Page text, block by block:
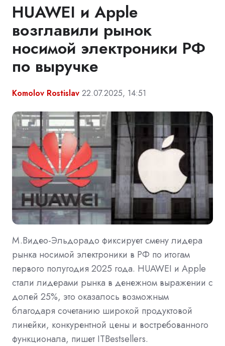
HUAWEI и Apple
возглавили рынок
носимой электроники РФ
по выручке
Komolov Rostislav 22.07.2025, 14:51
М.Видео-Эльдорадо фиксирует смену лидера
рынка носимой электроники в РФ по итогам
первого полугодия 2025 года. HUAWEI и Apple
стали лидерами рынка в денежном выражении с
долей 25%, это оказалось возможным
благодаря сочетанию широкой продуктовой
линейки, конкурентной цены и востребованного
функционала, пишет ITBestsellers.